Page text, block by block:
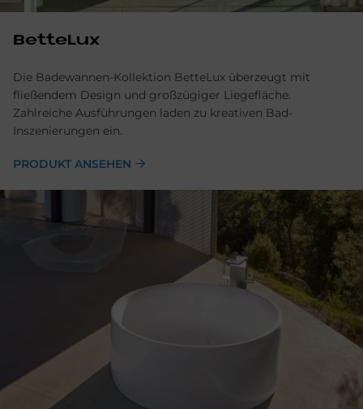
BetteLux
Die Badewannen-Kollektion BetteLux überzeugt mit
fließendem Design und großzügiger Liegefläche.
Zahlreiche Ausführungen laden zu kreativen Bad-
Inszenierungen ein.
PRODUKT ANSEHEN